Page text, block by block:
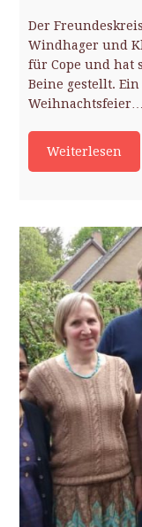
Der
Windhager und
für Cope und hat
Beine gestellt.
Weihnachtsfeier…
Weiterlesen